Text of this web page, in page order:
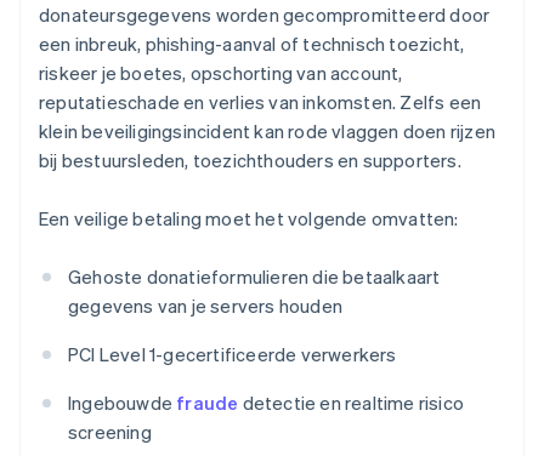
donateursgegevens worden gecompromitteerd door
een inbreuk, phishing-aanval of technisch toezicht,
riskeer je boetes, opschorting van account,
reputatieschade en verlies van inkomsten. Zelfs een
klein beveiligingsincident kan rode vlaggen doen rijzen
bij bestuursleden, toezichthouders en supporters.
Een veilige betaling moet het volgende omvatten:
Gehoste donatieformulieren die betaalkaart
gegevens van je servers houden
PCI Level 1-gecertificeerde verwerkers
Ingebouwde fraude detectie en realtime risico
screening